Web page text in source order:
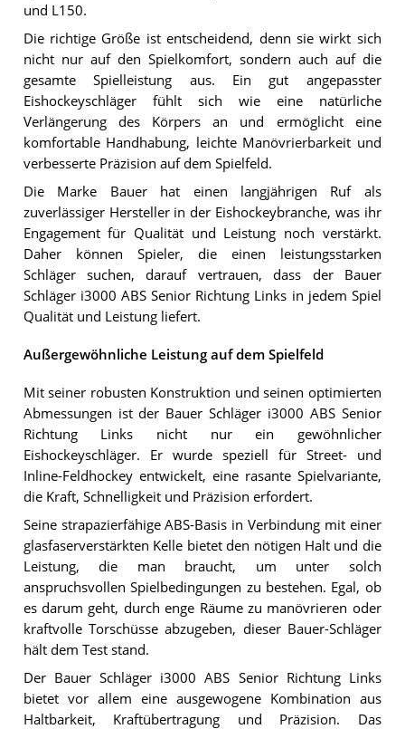
und L150.
Die richtige Größe ist entscheidend, denn sie wirkt sich
nicht nur auf den Spielkomfort, sondern auch auf die
gesamte Spielleistung aus. Ein gut angepasster
Eishockeyschläger fühlt sich wie eine natürliche
Verlängerung des Körpers an und ermöglicht eine
komfortable Handhabung, leichte Manövrierbarkeit und
verbesserte Präzision auf dem Spielfeld.
Die Marke Bauer hat einen langjährigen Ruf als
zuverlässiger Hersteller in der Eishockeybranche, was ihr
Engagement für Qualität und Leistung noch verstärkt.
Daher können Spieler, die einen leistungsstarken
Schläger suchen, darauf vertrauen, dass der Bauer
Schläger i3000 ABS Senior Richtung Links in jedem Spiel
Qualität und Leistung liefert.
Außergewöhnliche Leistung auf dem Spielfeld
Mit seiner robusten Konstruktion und seinen optimierten
Abmessungen ist der Bauer Schläger i3000 ABS Senior
Richtung Links nicht nur ein gewöhnlicher
Eishockeyschläger. Er wurde speziell für Street- und
Inline-Feldhockey entwickelt, eine rasante Spielvariante,
die Kraft, Schnelligkeit und Präzision erfordert.
Seine strapazierfähige ABS-Basis in Verbindung mit einer
glasfaserverstärkten Kelle bietet den nötigen Halt und die
Leistung, die man braucht, um unter solch
anspruchsvollen Spielbedingungen zu bestehen. Egal, ob
es darum geht, durch enge Räume zu manövrieren oder
kraftvolle Torschüsse abzugeben, dieser Bauer-Schläger
hält dem Test stand.
Der Bauer Schläger i3000 ABS Senior Richtung Links
bietet vor allem eine ausgewogene Kombination aus
Haltbarkeit, Kraftübertragung und Präzision. Das